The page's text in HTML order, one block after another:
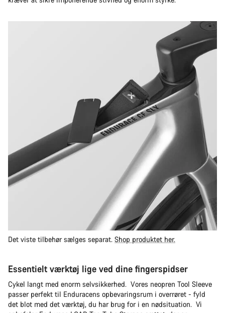
Det viste tilbehør sælges separat. Shop produktet her.
Essentielt værktøj lige ved dine fingerspidser
Cykel langt med enorm selvsikkerhed. Vores neopren Tool Sleeve
passer perfekt til Enduracens opbevaringsrum i overrøret - fyld
det blot med det værktøj, du har brug for i en nødsituation. Vi